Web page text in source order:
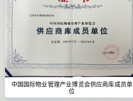
中国国际物业管理产业博览会供应商库成员单
位